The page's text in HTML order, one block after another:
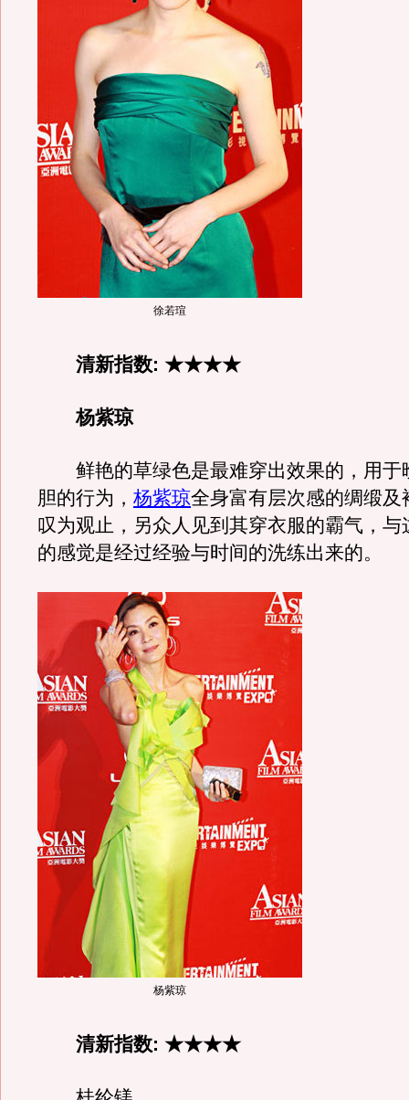
徐若瑄
清新指数: ★★★★
杨紫琼
鲜艳的草绿色是最难穿出效果的，用于
胆的行为， 杨紫琼全身富有层次感的绸缎及
叹为观止，另众人见到其穿衣服的霸气，与
的感觉是经过经验与时间的洗练出来的。
杨紫琼
清新指数: ★★★★